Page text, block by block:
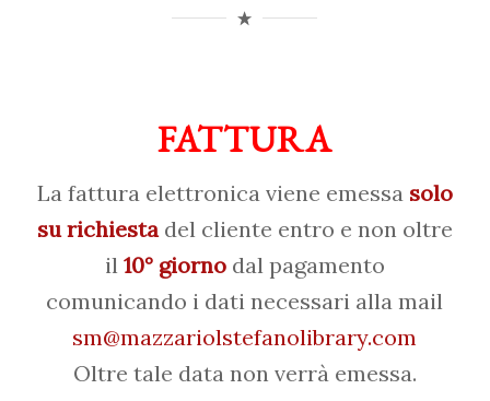
FATTURA
La fattura elettronica viene emessasolo
su richiestadel cliente entro e non oltre
il 10° giornodal pagamento
comunicando i dati necessari alla mail
sm@mazzariolstefanolibrary.com
Oltre tale data non verrà emessa.